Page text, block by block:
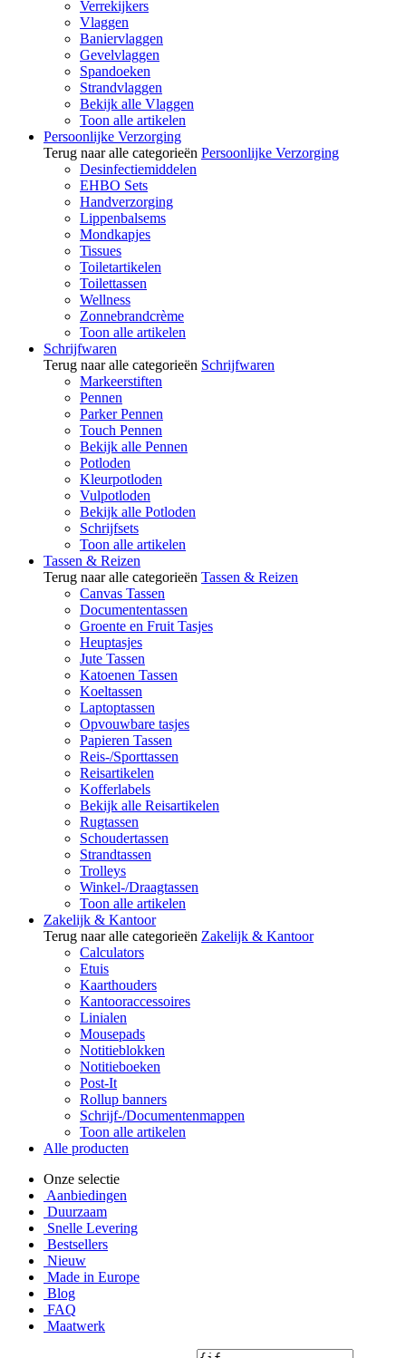
Verrekijkers
Vlaggen
Baniervlaggen
Gevelvlaggen
Spandoeken
Strandvlaggen
Bekijk alle Vlaggen
Toon alle artikelen
Persoonlijke Verzorging
Terug naar alle categorieën Persoonlijke Verzorging
Desinfectiemiddelen
EHBO Sets
Handverzorging
Lippenbalsems
Mondkapjes
Tissues
Toiletartikelen
Toilettassen
Wellness
Zonnebrandcrème
Toon alle artikelen
Schrijfwaren
Terug naar alle categorieën Schrijfwaren
Markeerstiften
Pennen
Parker Pennen
Touch Pennen
Bekijk alle Pennen
Potloden
Kleurpotloden
Vulpotloden
Bekijk alle Potloden
Schrijfsets
Toon alle artikelen
Tassen & Reizen
Terug naar alle categorieën Tassen & Reizen
Canvas Tassen
Documententassen
Groente en Fruit Tasjes
Heuptasjes
Jute Tassen
Katoenen Tassen
Koeltassen
Laptoptassen
Opvouwbare tasjes
Papieren Tassen
Reis-/Sporttassen
Reisartikelen
Kofferlabels
Bekijk alle Reisartikelen
Rugtassen
Schoudertassen
Strandtassen
Trolleys
Winkel-/Draagtassen
Toon alle artikelen
Zakelijk & Kantoor
Terug naar alle categorieën Zakelijk & Kantoor
Calculators
Etuis
Kaarthouders
Kantooraccessoires
Linialen
Mousepads
Notitieblokken
Notitieboeken
Post-It
Rollup banners
Schrijf-/Documentenmappen
Toon alle artikelen
Alle producten
Onze selectie
Aanbiedingen
Duurzaam
Snelle Levering
Bestsellers
Nieuw
Made in Europe
Blog
FAQ
Maatwerk